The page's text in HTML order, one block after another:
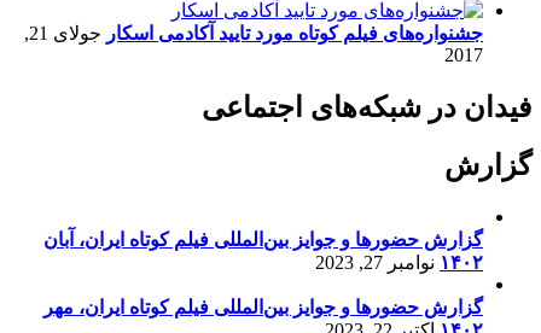
جشنواره‌های فیلم کوتاه مورد تایید آکادمی اسکار
جولای 21,
2017
فیدان در شبکه‌های اجتماعی
گزارش
گزارش حضورها و جوایز بین‌المللی فیلم کوتاه ایران، آبان
۱۴۰۲ نوامبر 27, 2023
گزارش حضورها و جوایز بین‌المللی فیلم کوتاه ایران، مهر